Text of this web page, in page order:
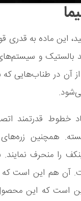
این ماده به قدری
بالستیک و
در طناب‌هایی که
خطوط قدرتمند
همچنین
آن هم این است که
است که این